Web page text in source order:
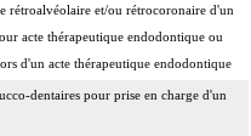
rétroalvéolaire et/ou rétrocoronaire d'un
acte thérapeutique endodontique ou
d'un acte thérapeutique endodontique
dentaires pour prise en charge d'un